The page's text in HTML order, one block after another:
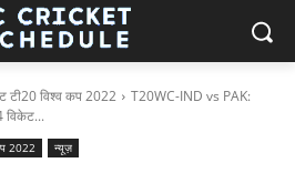
टी20 विश्व कप 2022
T20WC-IND vs PAK:
विकेट...
2022 न्यूज़